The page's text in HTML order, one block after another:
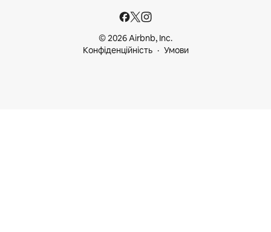
© 2026 Airbnb, Inc.
Конфіденційність
Умови